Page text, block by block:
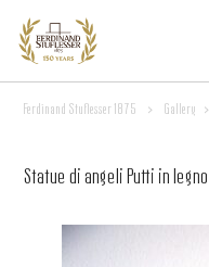
Ferdinand Stuflesser 1875 > Gallery >
Statue di angeli Putti in legno